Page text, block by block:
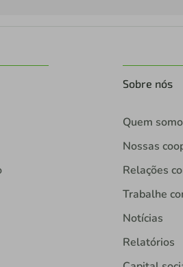
Sobre nós
Quem
Nossas
Relações
Trabalhe
Notícias
Relatórios